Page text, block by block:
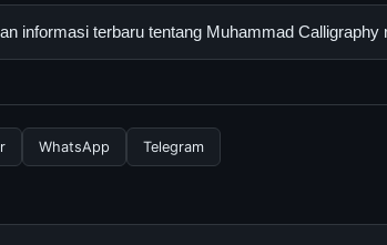
mengikuti panduan yang tersedia.
free images dapat diakses secara gratis
informasi terbaru tentang Muhammad Calligraphy
WhatsApp Telegram